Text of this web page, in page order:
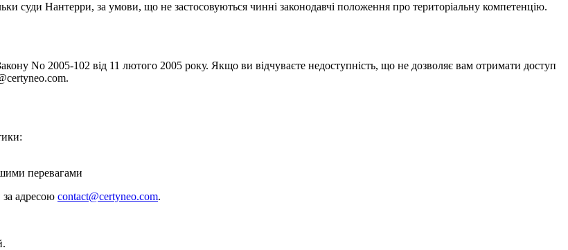
суди Нантерри, за умови, що не застосовуються чинні законодавчі положення про територіальну компетенцію.
No 2005-102 від 11 лютого 2005 року. Якщо ви відчуваєте недоступність, що не дозволяє вам отримати доступ
перевагами
за адресою contact@certyneo.com.